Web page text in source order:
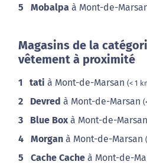
5 Mobalpa à Mont-de-
Magasins de la
vêtement à proximité
1 tati à Mont-de-Marsan (< 1
2 Devred à Mont-de-Marsan
3 Blue Box à Mont-de-Marsan
4 Morgan à Mont-de-Marsan
5 Cache Cache à Mont-de-